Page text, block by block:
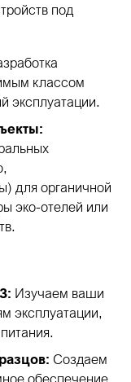
под
классом
эксплуатации.
для органичной
эко-отелей или
Изучаем ваши
эксплуатации,
Создаем
обеспечение